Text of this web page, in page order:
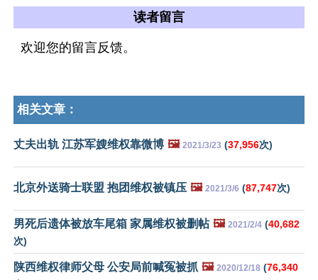
读者留言
欢迎您的留言反馈。
相关文章：
丈夫出轨 江苏军嫂维权靠微博 🖼️ 2021/3/23 (37,956次)
北京外送骑士联盟 抱团维权被镇压 🖼️ 2021/3/6 (87,747次)
男死后遗体被放车尾箱 家属维权被删帖 🖼️ 2021/2/4 (40,682
次)
陕西维权律师父母 公安局前喊冤被抓 🖼️ 2020/12/18 (76,340